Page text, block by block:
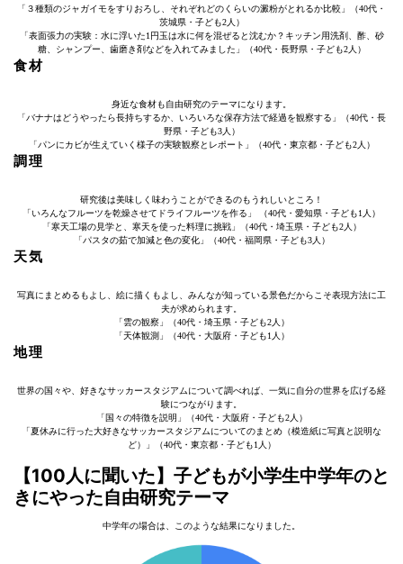
「３種類のジャガイモをすりおろし、それぞれどのくらいの澱粉がとれるか比較」（40代・
茨城県・子ども2人）
「表面張力の実験：水に浮いた1円玉は水に何を混ぜると沈むか？キッチン用洗剤、酢、砂
糖、シャンプー、歯磨き剤などを入れてみました」（40代・長野県・子ども2人）
食材
身近な食材も自由研究のテーマになります。
「バナナはどうやったら長持ちするか、いろいろな保存方法で経過を観察する」（40代・長
野県・子ども3人）
「パンにカビが生えていく様子の実験観察とレポート」（40代・東京都・子ども2人）
調理
研究後は美味しく味わうことができるのもうれしいところ！
「いろんなフルーツを乾燥させてドライフルーツを作る」 （40代・愛知県・子ども1人）
「寒天工場の見学と、寒天を使った料理に挑戦」（40代・埼玉県・子ども2人）
「パスタの茹で加減と色の変化」（40代・福岡県・子ども3人）
天気
写真にまとめるもよし、絵に描くもよし、みんなが知っている景色だからこそ表現方法に工
夫が求められます。
「雲の観察」（40代・埼玉県・子ども2人）
「天体観測」（40代・大阪府・子ども1人）
地理
世界の国々や、好きなサッカースタジアムについて調べれば、一気に自分の世界を広げる経
験につながります。
「国々の特徴を説明」（40代・大阪府・子ども2人）
「夏休みに行った大好きなサッカースタジアムについてのまとめ（模造紙に写真と説明な
ど）」（40代・東京都・子ども1人）
【100人に聞いた】子どもが小学生中学年のと
きにやった自由研究テーマ
中学年の場合は、このような結果になりました。